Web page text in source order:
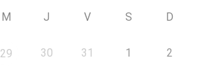
M J V S D
29 30 31 1 2